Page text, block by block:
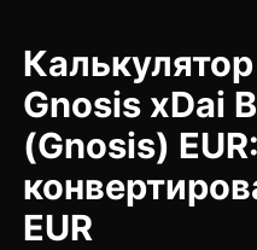
Gnosis xDai
(Gnosis) EUR:
EUR